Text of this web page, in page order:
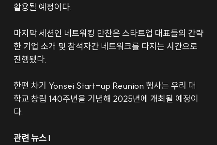
활용될 예정이다.
마지막 세션인 네트워킹 만찬은 스타트업 대표들의 간략
한 기업 소개 및 참석자간 네트워크를 다지는 시간으로
진행됐다.
한편 차기 Yonsei Start-up Reunion 행사는 우리 대
학교 창립 140주년을 기념해 2025년에 개최될 예정이
다.
관련 뉴스 l